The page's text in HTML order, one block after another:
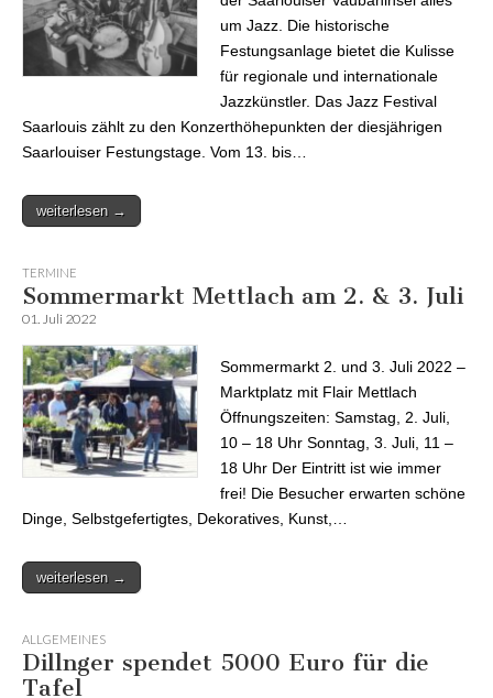
um Jazz. Die historische
Festungsanlage bietet die Kulisse
für regionale und internationale
Jazzkünstler. Das Jazz Festival
Saarlouis zählt zu den Konzerthöhepunkten der diesjährigen
Saarlouiser Festungstage. Vom 13. bis…
weiterlesen →
TERMINE
Sommermarkt Mettlach am 2. & 3. Juli
01. Juli 2022
Sommermarkt 2. und 3. Juli 2022 –
Marktplatz mit Flair Mettlach
Öffnungszeiten: Samstag, 2. Juli,
10 – 18 Uhr Sonntag, 3. Juli, 11 –
18 Uhr Der Eintritt ist wie immer
frei! Die Besucher erwarten schöne
Dinge, Selbstgefertigtes, Dekoratives, Kunst,…
weiterlesen →
ALLGEMEINES
Dillnger spendet 5000 Euro für die
Tafel